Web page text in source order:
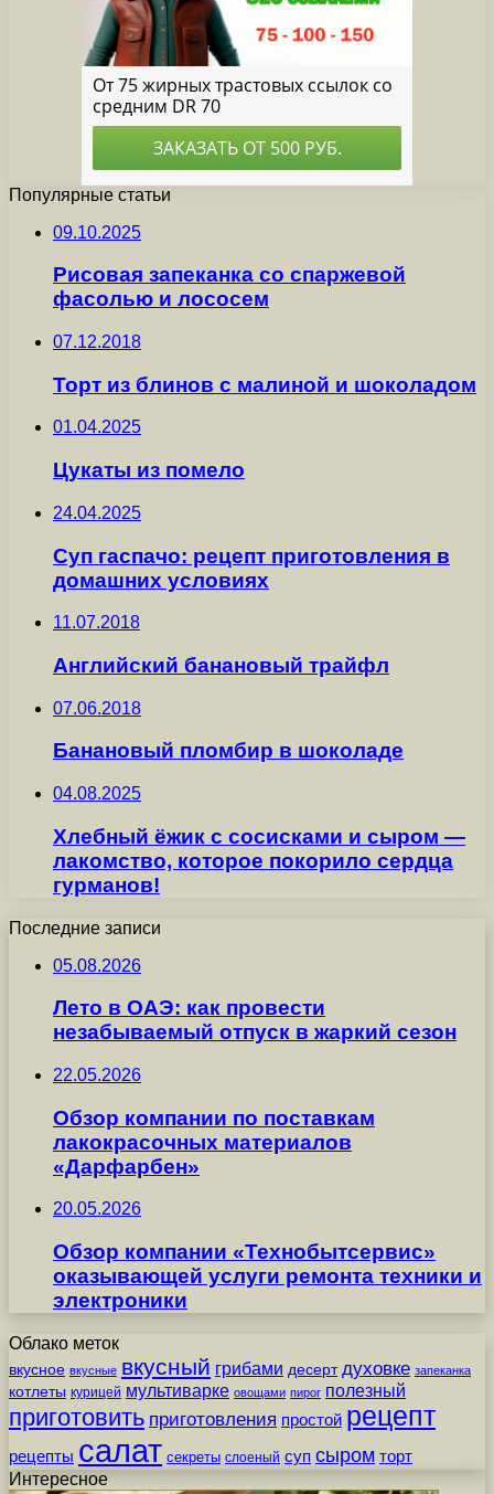
Популярные статьи
09.10.2025
Рисовая запеканка со спаржевой
фасолью и лососем
07.12.2018
Торт из блинов с малиной и шоколадом
01.04.2025
Цукаты из помело
24.04.2025
Суп гаспачо: рецепт приготовления в
домашних условиях
11.07.2018
Английский банановый трайфл
07.06.2018
Банановый пломбир в шоколаде
04.08.2025
Хлебный ёжик с сосисками и сыром —
лакомство, которое покорило сердца
гурманов!
Последние записи
05.08.2026
Лето в ОАЭ: как провести
незабываемый отпуск в жаркий сезон
22.05.2026
Обзор компании по поставкам
лакокрасочных материалов
«Дарфарбен»
20.05.2026
Обзор компании «Технобытсервис»
оказывающей услуги ремонта техники и
электроники
Облако меток
вкусное вкусные вкусный грибами десерт духовке запеканка
котлеты курицей мультиварке овощами пирог полезный
приготовить приготовления простой рецепт
рецепты салат секреты слоеный суп сыром торт
Интересное